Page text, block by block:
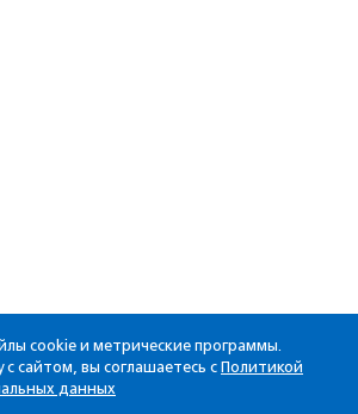
cookie и метрические программы.
сайтом, вы соглашаетесь с Политикой
данных